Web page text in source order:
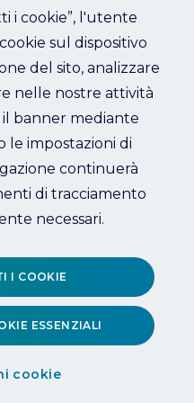
i cookie”, l'utente
sul dispositivo
del sito, analizzare
nelle nostre attività
banner mediante
le impostazioni di
continuerà
di tracciamento
necessari.
cookie
ESSENZIALI
I COOKIE